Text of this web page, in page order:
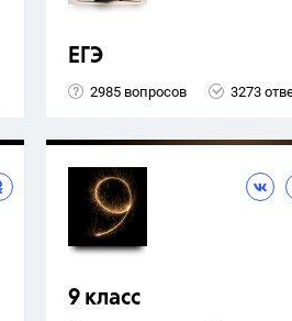
ЕГЭ
2985 вопросов 3273
9 класс